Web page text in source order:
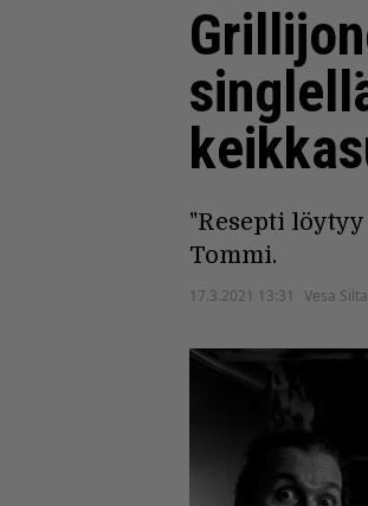
"Resepti
Tommi.
17.3.2021 13:31 Vesa